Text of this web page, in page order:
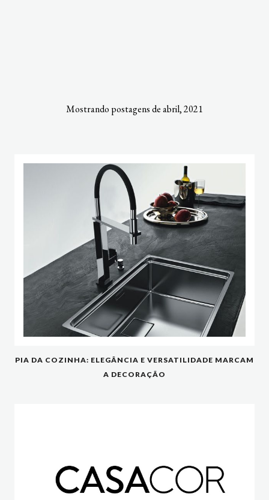
Mostrando postagens de abril, 2021
PIA DA COZINHA: ELEGÂNCIA E VERSATILIDADE MARCAM
A DECORAÇÃO